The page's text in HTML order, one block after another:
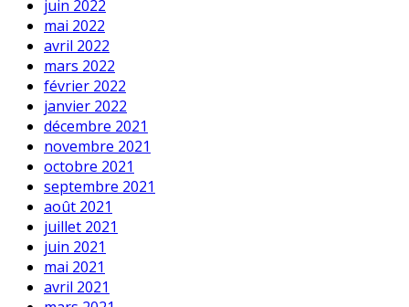
juin 2022
mai 2022
avril 2022
mars 2022
février 2022
janvier 2022
décembre 2021
novembre 2021
octobre 2021
septembre 2021
août 2021
juillet 2021
juin 2021
mai 2021
avril 2021